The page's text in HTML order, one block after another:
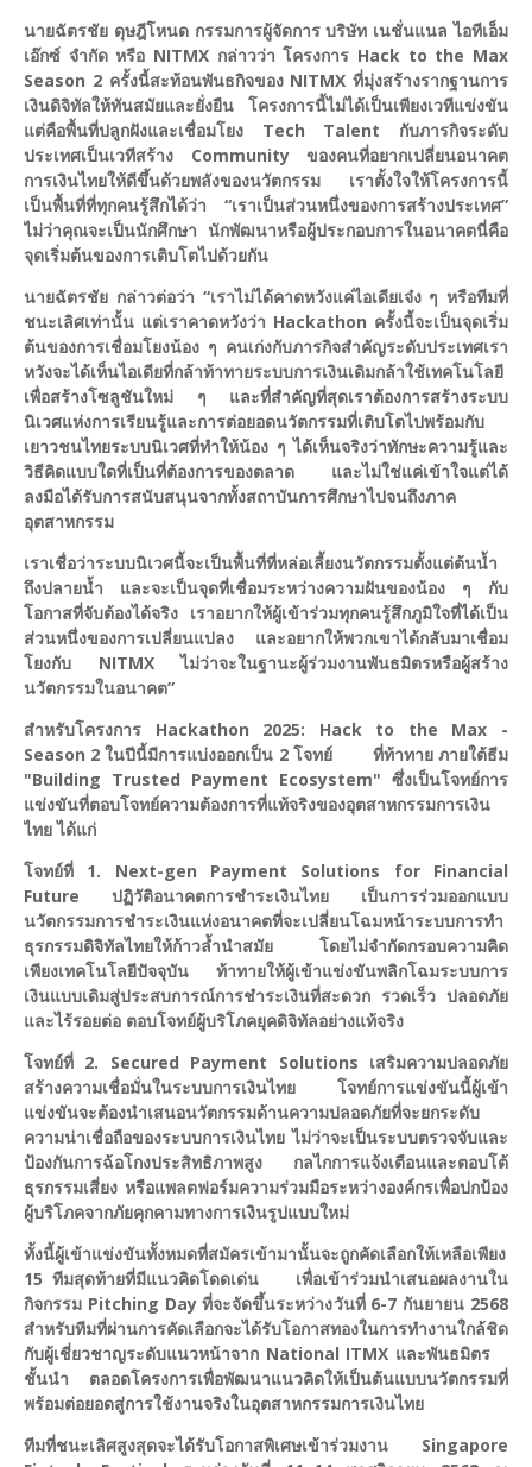
นายฉัตรชัย ดุษฎีโหนด กรรมการผู้จัดการ บริษัท เนชั่นแนล ไอทีเอ็ม
เอ๊กซ์ จำกัด หรือ NITMX กล่าวว่า โครงการ Hack to the Max
Season 2 ครั้งนี้สะท้อนพันธกิจของ NITMX ที่มุ่งสร้างรากฐานการ
เงินดิจิทัลให้ทันสมัยและยั่งยืน โครงการนี้ไม่ได้เป็นเพียงเวทีแข่งขัน
แต่คือพื้นที่ปลูกฝังและเชื่อมโยง Tech Talent กับภารกิจระดับ
ประเทศเป็นเวทีสร้าง Community ของคนที่อยากเปลี่ยนอนาคต
การเงินไทยให้ดีขึ้นด้วยพลังของนวัตกรรม เราตั้งใจให้โครงการนี้
เป็นพื้นที่ที่ทุกคนรู้สึกได้ว่า “เราเป็นส่วนหนึ่งของการสร้างประเทศ”
ไม่ว่าคุณจะเป็นนักศึกษา นักพัฒนาหรือผู้ประกอบการในอนาคตนี่คือ
จุดเริ่มต้นของการเติบโตไปด้วยกัน
นายฉัตรชัย กล่าวต่อว่า “เราไม่ได้คาดหวังแค่ไอเดียเจ๋ง ๆ หรือทีมที่
ชนะเลิศเท่านั้น แต่เราคาดหวังว่า Hackathon ครั้งนี้จะเป็นจุดเริ่ม
ต้นของการเชื่อมโยงน้อง ๆ คนเก่งกับภารกิจสำคัญระดับประเทศเรา
หวังจะได้เห็นไอเดียที่กล้าท้าทายระบบการเงินเดิมกล้าใช้เทคโนโลยี
เพื่อสร้างโซลูชันใหม่ ๆ และที่สำคัญที่สุดเราต้องการสร้างระบบ
นิเวศแห่งการเรียนรู้และการต่อยอดนวัตกรรมที่เติบโตไปพร้อมกับ
เยาวชนไทยระบบนิเวศที่ทำให้น้อง ๆ ได้เห็นจริงว่าทักษะความรู้และ
วิธีคิดแบบใดที่เป็นที่ต้องการของตลาด และไม่ใช่แค่เข้าใจแต่ได้
ลงมือได้รับการสนับสนุนจากทั้งสถาบันการศึกษาไปจนถึงภาค
อุตสาหกรรม
เราเชื่อว่าระบบนิเวศนี้จะเป็นพื้นที่ที่หล่อเลี้ยงนวัตกรรมตั้งแต่ต้นน้ำ
ถึงปลายน้ำ และจะเป็นจุดที่เชื่อมระหว่างความฝันของน้อง ๆ กับ
โอกาสที่จับต้องได้จริง เราอยากให้ผู้เข้าร่วมทุกคนรู้สึกภูมิใจที่ได้เป็น
ส่วนหนึ่งของการเปลี่ยนแปลง และอยากให้พวกเขาได้กลับมาเชื่อม
โยงกับ NITMX ไม่ว่าจะในฐานะผู้ร่วมงานพันธมิตรหรือผู้สร้าง
นวัตกรรมในอนาคต”
สำหรับโครงการ Hackathon 2025: Hack to the Max -
Season 2 ในปีนี้มีการแบ่งออกเป็น 2 โจทย์ ที่ท้าทาย ภายใต้ธีม
"Building Trusted Payment Ecosystem" ซึ่งเป็นโจทย์การ
แข่งขันที่ตอบโจทย์ความต้องการที่แท้จริงของอุตสาหกรรมการเงิน
ไทย ได้แก่
โจทย์ที่ 1. Next-gen Payment Solutions for Financial
Future ปฏิวัติอนาคตการชำระเงินไทย เป็นการร่วมออกแบบ
นวัตกรรมการชำระเงินแห่งอนาคตที่จะเปลี่ยนโฉมหน้าระบบการทำ
ธุรกรรมดิจิทัลไทยให้ก้าวล้ำนำสมัย โดยไม่จำกัดกรอบความคิด
เพียงเทคโนโลยีปัจจุบัน ท้าทายให้ผู้เข้าแข่งขันพลิกโฉมระบบการ
เงินแบบเดิมสู่ประสบการณ์การชำระเงินที่สะดวก รวดเร็ว ปลอดภัย
และไร้รอยต่อ ตอบโจทย์ผู้บริโภคยุคดิจิทัลอย่างแท้จริง
โจทย์ที่ 2. Secured Payment Solutions เสริมความปลอดภัย
สร้างความเชื่อมั่นในระบบการเงินไทย โจทย์การแข่งขันนี้ผู้เข้า
แข่งขันจะต้องนำเสนอนวัตกรรมด้านความปลอดภัยที่จะยกระดับ
ความน่าเชื่อถือของระบบการเงินไทย ไม่ว่าจะเป็นระบบตรวจจับและ
ป้องกันการฉ้อโกงประสิทธิภาพสูง กลไกการแจ้งเตือนและตอบโต้
ธุรกรรมเสี่ยง หรือแพลตฟอร์มความร่วมมือระหว่างองค์กรเพื่อปกป้อง
ผู้บริโภคจากภัยคุกคามทางการเงินรูปแบบใหม่
ทั้งนี้ผู้เข้าแข่งขันทั้งหมดที่สมัครเข้ามานั้นจะถูกคัดเลือกให้เหลือเพียง
15 ทีมสุดท้ายที่มีแนวคิดโดดเด่น เพื่อเข้าร่วมนำเสนอผลงานใน
กิจกรรม Pitching Day ที่จะจัดขึ้นระหว่างวันที่ 6-7 กันยายน 2568
สำหรับทีมที่ผ่านการคัดเลือกจะได้รับโอกาสทองในการทำงานใกล้ชิด
กับผู้เชี่ยวชาญระดับแนวหน้าจาก National ITMX และพันธมิตร
ชั้นนำ ตลอดโครงการเพื่อพัฒนาแนวคิดให้เป็นต้นแบบนวัตกรรมที่
พร้อมต่อยอดสู่การใช้งานจริงในอุตสาหกรรมการเงินไทย
ทีมที่ชนะเลิศสูงสุดจะได้รับโอกาสพิเศษเข้าร่วมงาน Singapore